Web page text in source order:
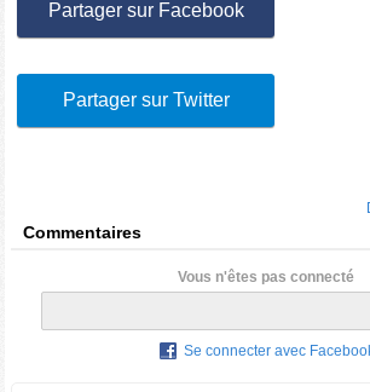
Partager sur Facebook
Partager sur Twitter
Commentaires
Vous n'êtes pas connecté
Se connecter avec